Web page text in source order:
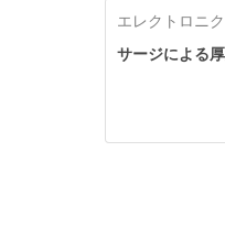
エレクトロニ
サージによる